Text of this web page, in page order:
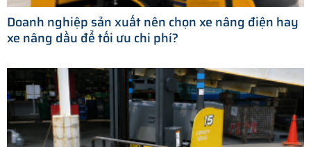
Doanh nghiệp sản xuất nên chọn xe nâng điện hay
xe nâng dầu để tối ưu chi phí?